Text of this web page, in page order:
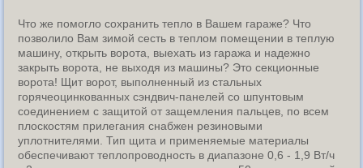
Что же помогло сохранить тепло в Вашем гараже? Что
позволило Вам зимой сесть в теплом помещении в теплую
машину, открыть ворота, выехать из гаража и надежно
закрыть ворота, не выходя из машины? Это секционные
ворота! Щит ворот, выполненный из стальных
горячеоцинкованных сэндвич-панелей со шпунтовым
соединением с защитой от защемления пальцев, по всем
плоскостям прилегания снабжен резиновыми
уплотнителями. Тип щита и применяемые материалы
обеспечивают теплопроводность в диапазоне 0,6 - 1,9 Вт/ч